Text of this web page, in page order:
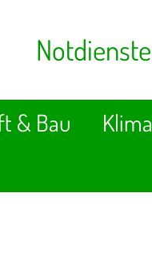
Notdienste
& Bau